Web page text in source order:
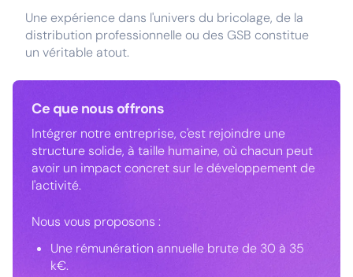
Une expérience dans l'univers du bricolage, de la
distribution professionnelle ou des GSB constitue
un véritable atout.
Ce que nous offrons
Intégrer notre entreprise, c'est rejoindre une
structure solide, à taille humaine, où chacun peut
avoir un impact concret sur le développement de
l'activité.
Nous vous proposons :
Une rémunération annuelle brute de 30 à 35
k€.